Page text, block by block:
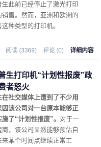
此前已经停止了激光打印
售。然而，亚洲和欧洲的
种类型的打印机。
阅读 (3369) 评论 (0) 详细内容
生打印机“计划性报废”政
者怒火
社交媒体上遭到了不少用
因该公司对一台原本能够正
了“计划性报废”。 对于一
，该公司显然能够预估自
某个时间点继续正常工